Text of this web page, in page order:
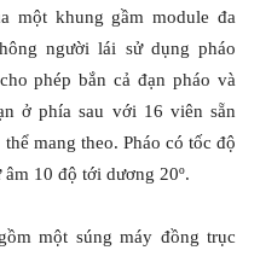
một khung gầm module đa
người lái sử dụng pháo
phép bắn cả đạn pháo và
ở phía sau với 16 viên sẵn
mang theo. Pháo có tốc độ
10 độ tới dương 20º.
một súng máy đồng trục